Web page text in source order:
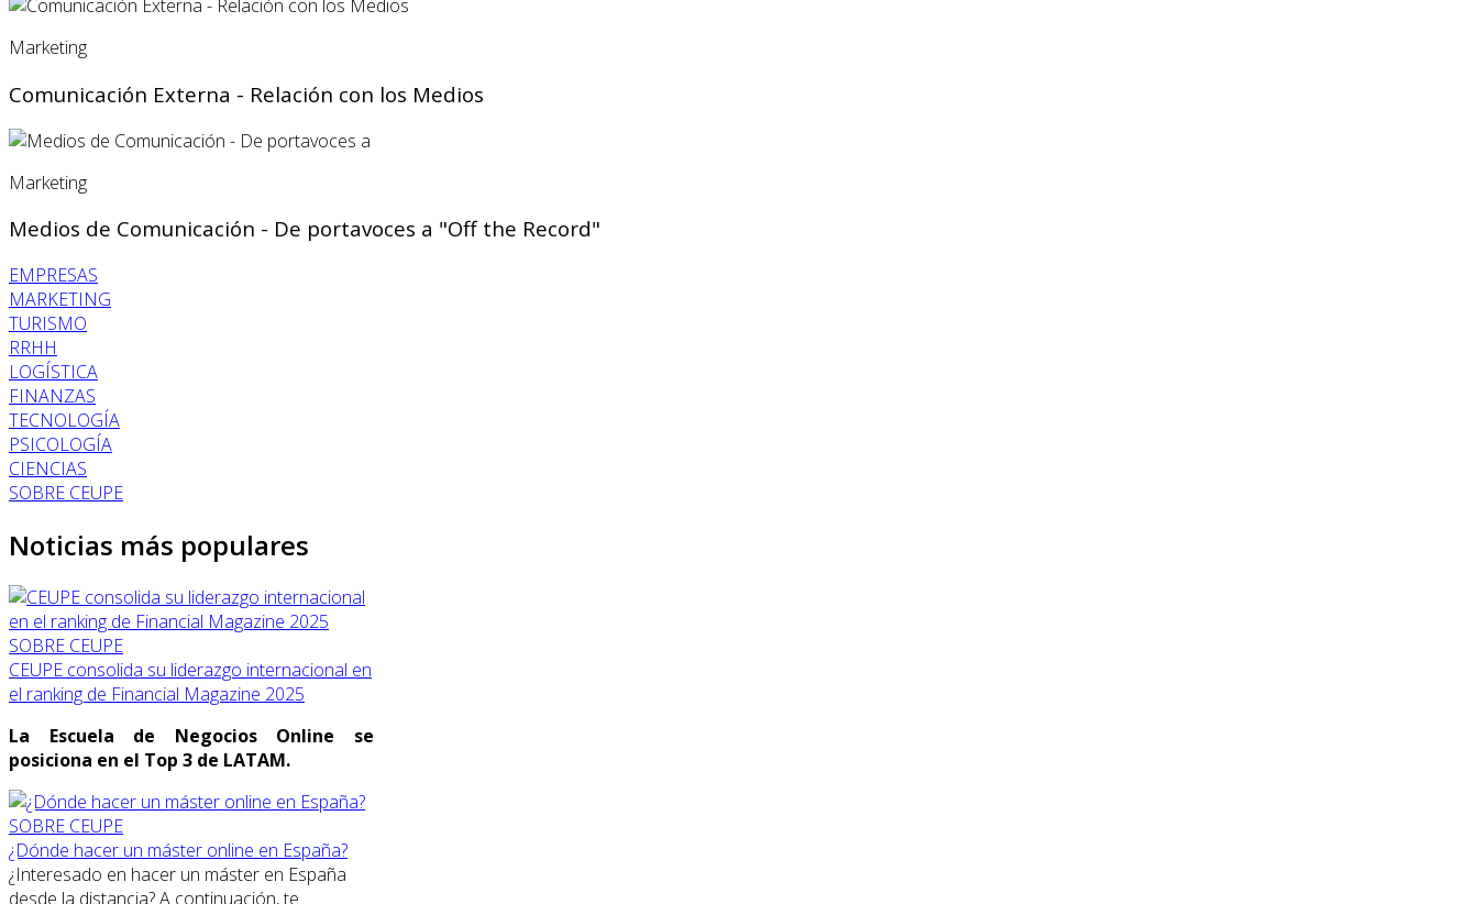
Marketing
Comunicación Externa - Relación con los Medios
Marketing
Medios de Comunicación - De portavoces a "Off the Record"
EMPRESAS
MARKETING
TURISMO
RRHH
LOGÍSTICA
FINANZAS
TECNOLOGÍA
PSICOLOGÍA
CIENCIAS
SOBRE CEUPE
Noticias más populares
SOBRE CEUPE
CEUPE consolida su liderazgo internacional en
el ranking de Financial Magazine 2025
La Escuela de Negocios Online se
posiciona en el Top 3 de LATAM.
SOBRE CEUPE
¿Dónde hacer un máster online en España?
¿Interesado en hacer un máster en España
desde la distancia? A continuación, te